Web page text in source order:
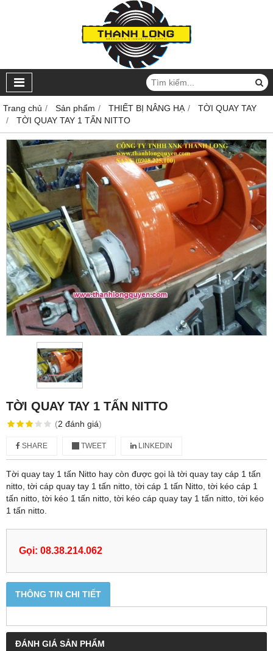
Trang chủ Sản phẩm THIẾT BỊ NÂNG HẠ
TỜI QUAY TAY
TỜI QUAY TAY 1 TẤN NITTO
TỜI QUAY TAY 1 TẤN NITTO
(2 đánh giá)
SHARE TWEET LINKEDIN
Tời quay tay 1 tấn Nitto hay còn được gọi là tời quay tay cáp 1 tấn
nitto, tời cáp quay tay 1 tấn nitto, tời cáp 1 tấn Nitto, tời kéo cáp 1
tấn nitto, tời kéo 1 tấn nitto, tời kéo cáp quay tay 1 tấn nitto, tời kéo
1 tấn nitto.
Gọi: 08.38.214.062
THÔNG TIN CHI TIẾT
ĐÁNH GIÁ SẢN PHẨM